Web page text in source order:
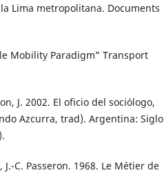
Lima metropolitana. Documents
Mobility Paradigm” Transport
J. 2002. El oficio del sociólogo,
Azcurra, trad). Argentina: Siglo
C. Passeron. 1968. Le Métier de